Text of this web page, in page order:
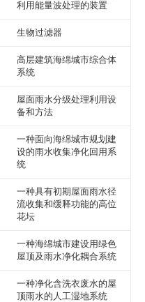
利用能量波处理的装置
生物过滤器
高层建筑海绵城市综合体
系统
屋面雨水分级处理利用设
备和方法
一种面向海绵城市规划建
设的雨水收集净化回用系
统
一种具有初期屋面雨水径
流收集和缓释功能的高位
花坛
一种海绵城市建设用绿色
屋顶及雨水净化耦合系统
一种净化含洗衣废水的屋
顶雨水的人工湿地系统